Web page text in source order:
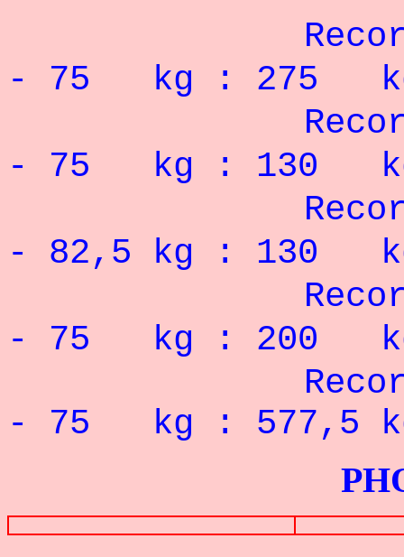
Record
- 75 kg : 275
- 75 kg : 130
- 82,5 kg : 130
Record
- 75 kg : 200
Record
- 75 kg : 577,5
PHOTOS